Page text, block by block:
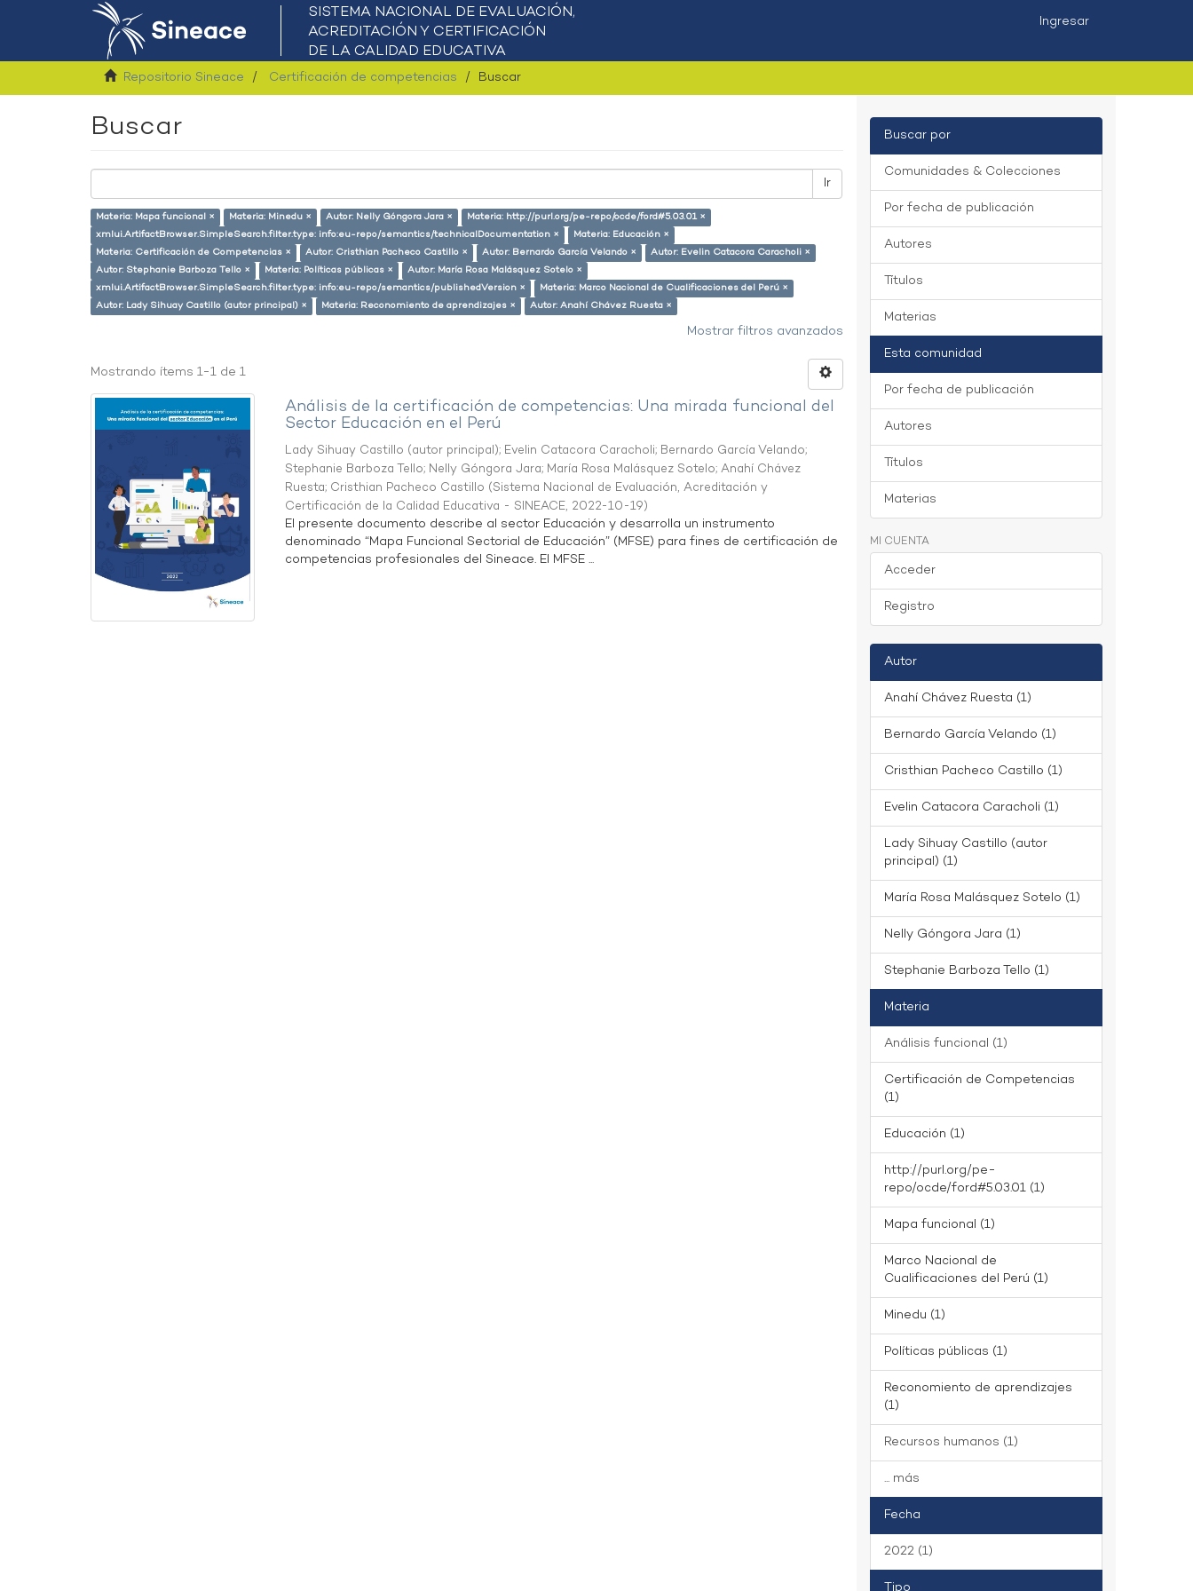
Ingresar
Repositorio Sineace Certificación de competencias Buscar
Buscar
Ir
Materia: Mapa funcional × Materia: Minedu × Autor: Nelly Góngora Jara ×
Materia: http://purl.org/pe-repo/ocde/ford#5.03.01 ×
xmlui.ArtifactBrowser.SimpleSearch.filter.type: info:eu-repo/semantics/technicalDocumentation ×
Materia: Educación ×
Materia: Certificación de Competencias ×
Autor: Cristhian Pacheco Castillo × Autor: Bernardo García Velando ×
Autor: Evelin Catacora Caracholi ×
Autor: Stephanie Barboza Tello ×
Materia: Políticas públicas ×
Autor: María Rosa Malásquez Sotelo ×
xmlui.ArtifactBrowser.SimpleSearch.filter.type: info:eu-repo/semantics/publishedVersion ×
Materia: Marco Nacional de Cualificaciones del Perú ×
Autor: Lady Sihuay Castillo (autor principal) ×
Materia: Reconomiento de aprendizajes × Autor: Anahí Chávez Ruesta ×
Mostrar filtros avanzados
Mostrando ítems 1-1 de 1
Análisis de la certificación de competencias: Una mirada funcional del
Sector Educación en el Perú
Lady Sihuay Castillo (autor principal); Evelin Catacora Caracholi; Bernardo García Velando;
Stephanie Barboza Tello; Nelly Góngora Jara; María Rosa Malásquez Sotelo;Anahí Chávez
Ruesta; Cristhian Pacheco Castillo (Sistema Nacional de Evaluación, Acreditación y
Certificación de la Calidad Educativa - SINEACE, 2022-10-19)
El presente documento describe al sector Educación y desarrolla un instrumento
denominado “Mapa Funcional Sectorial de Educación” (MFSE) para fines de certificación de
competencias profesionales del Sineace. El MFSE ...
Buscar por
Comunidades & Colecciones
Por fecha de publicación
Autores
Títulos
Materias
Esta comunidad
Por fecha de publicación
Autores
Títulos
Materias
MI CUENTA
Acceder
Registro
Autor
Anahí Chávez Ruesta (1)
Bernardo García Velando (1)
Cristhian Pacheco Castillo (1)
Evelin Catacora Caracholi (1)
Lady Sihuay Castillo (autor
principal) (1)
María Rosa Malásquez Sotelo (1)
Nelly Góngora Jara (1)
Stephanie Barboza Tello (1)
Materia
Análisis funcional (1)
Certificación de Competencias
(1)
Educación (1)
http://purl.org/pe-
repo/ocde/ford#5.03.01 (1)
Mapa funcional (1)
Marco Nacional de
Cualificaciones del Perú (1)
Minedu (1)
Políticas públicas (1)
Reconomiento de aprendizajes
(1)
Recursos humanos (1)
... más
Fecha
2022 (1)